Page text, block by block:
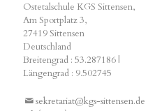
Ostetalschule KGS Sittensen,
Am Sportplatz 3,
27419 Sittensen
Deutschland
Breitengrad : 53.287186 |
Längengrad : 9.502745
sekretariat@kgs-sittensen.de